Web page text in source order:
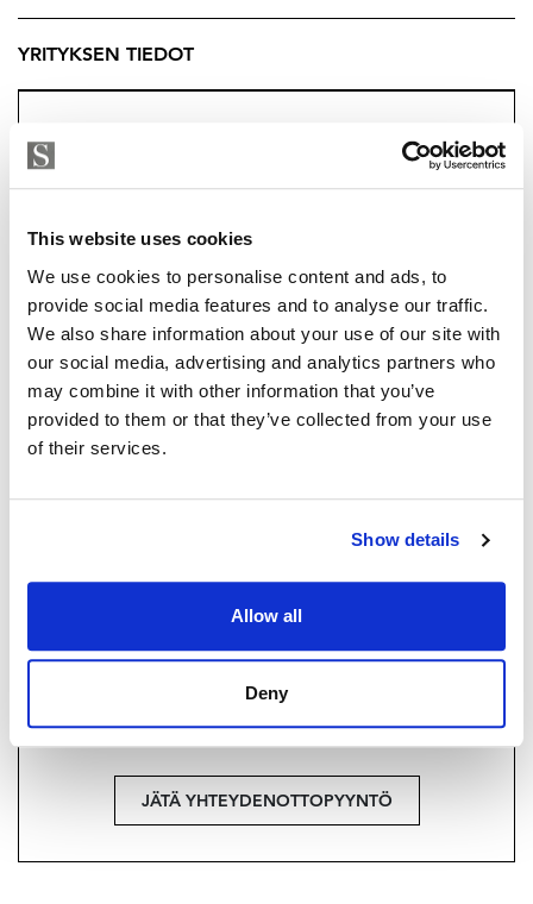
This website uses cookies
We use cookies to personalise content and ads, to
provide social media features and to analyse our traffic.
We also share information about your use of our site with
our social media, advertising and analytics partners who
may combine it with other information that you’ve
provided to them or that they’ve collected from your use
of their services.
Show details
Allow all
Deny
TUUKKA HAKKARAINEN
tuukka.hakkarainen@strand.fi
Strand Properties Brand Partner,
Ylempi kiinteistönvälittäjä YKV, LKV
Haluatko lisätietoja?
JÄTÄ YHTEYDENOTTOPYYNTÖ
arvostat tilaa, omaa pihaa ja mahdollisuutta elää
hieman väljemmin.
Kysy lisätietoja välittäjältä.
Ylempi Kiinteistönvälittäjä, YKV LKV
Strand Properties Brand Partner
040 174 3010 – tuukka.hakkarainen@strand.fi
YRITYKSEN TIEDOT